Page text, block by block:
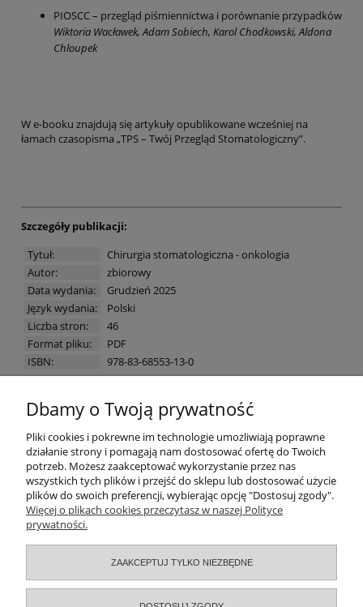
PIOSCC – przegląd piśmiennictwa i porównanie przypadków
Wiktoria Wacławek, Adam Sobiech, Karol Chodkowski, Aldona
Chloupek
W e-booku znajdują się artykuły opublikowane wcześniej na
łamach czasopisma „TPS – Twój Przegląd Stomatologiczny”.
Szczegóły publikacji:
Tytuł:
Chirurgia stomatologiczna - onkologia
Autor:
zbiorowy
Data wydania:
Grudzień 2025
Język wydania:
Polski
Liczba stron:
46
Format pliku:
PDF
ISBN:
978-83-68553-13-0
Moje konto
Zamówienia
Informacje
O nas
Dbamy o Twoją prywatność
Pliki cookies i pokrewne im technologie umożliwiają poprawne
działanie strony i pomagają nam dostosować ofertę do Twoich
potrzeb. Możesz zaakceptować wykorzystanie przez nas
wszystkich tych plików i przejść do sklepu lub dostosować użycie
plików do swoich preferencji, wybierając opcję "Dostosuj zgody".
Więcej o plikach cookies przeczytasz w naszej Polityce
prywatności.
ZAAKCEPTUJ TYLKO NIEZBĘDNE